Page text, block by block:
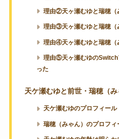
理由②天ヶ瀬むゆと瑞穂（
理由③天ヶ瀬むゆと瑞穂（
理由④天ヶ瀬むゆと瑞穂（
理由⑤天ヶ瀬むゆのSwitch
った
天ケ瀬むゆと前世・瑞穂（
天ケ瀬むゆのプロフィール
瑞穂（みゃん）のプロフィ